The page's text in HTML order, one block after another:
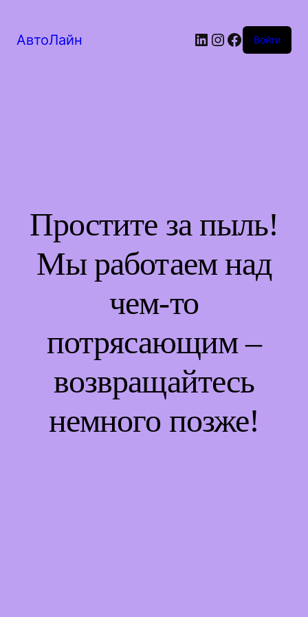
АвтоЛайн LinkedIn
Instagram
Facebook
Войти
Простите за пыль!
Мы работаем над
чем-то
потрясающим –
возвращайтесь
немного позже!